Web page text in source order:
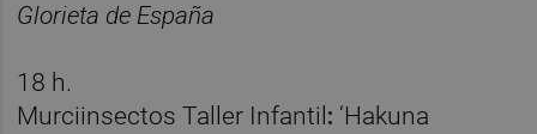
Glorieta de España
18 h.
Murciinsectos Taller Infantil : ‘Hakuna